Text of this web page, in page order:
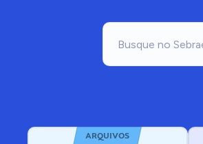
ARQUIVOS